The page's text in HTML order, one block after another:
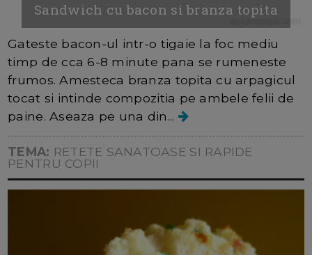
Sandwich cu bacon si branza topita
Gateste bacon-ul intr-o tigaie la foc mediu
timp de cca 6-8 minute pana se rumeneste
frumos. Amesteca branza topita cu arpagicul
tocat si intinde compozitia pe ambele felii de
paine. Aseaza pe una din...
TEMA: RETETE SANATOASE SI RAPIDE
PENTRU COPII